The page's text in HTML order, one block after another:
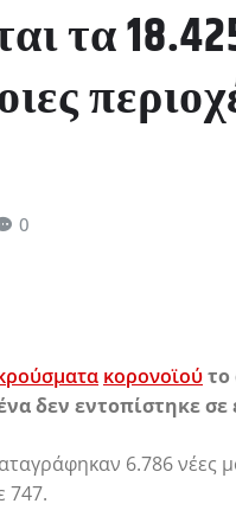
τα
0
κορονοϊούτο
δεν εντοπίστηκε σε
6.786
747.